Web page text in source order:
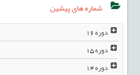
شماره های پیشین
دوره16
دوره15
دوره14